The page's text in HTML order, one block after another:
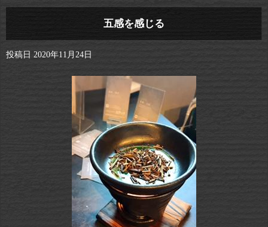
五感を感じる
投稿日 2020年11月24日